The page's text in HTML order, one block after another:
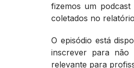
fizemos um podcast
coletados no
O episódio está
inscrever para não
relevante para